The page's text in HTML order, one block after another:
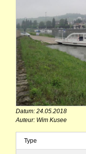
Datum: 24.05.2018
Auteur: Wim Kusee
Type